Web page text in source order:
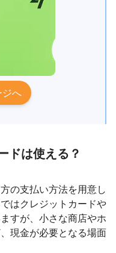
ジへ
ドは使える？
の支払い方法を用意し
はクレジットカードや
すが、小さな商店やホ
現金が必要となる場面